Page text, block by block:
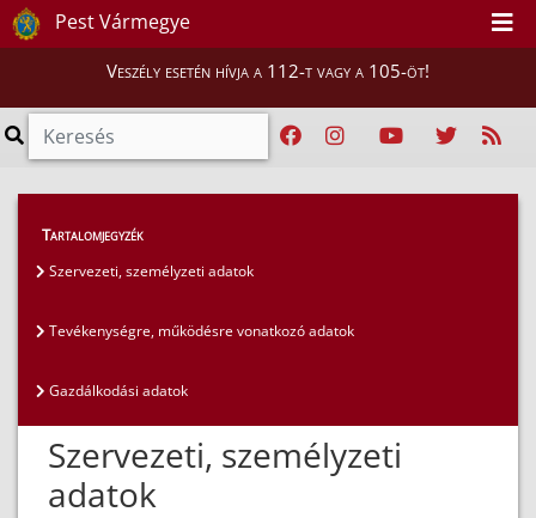
Pest Vármegye
Veszély esetén hívja a 112-t vagy a 105-öt!
Közérdekű adatok
Szervezeti, személyzeti adatok
Tartalomjegyzék
Szervezeti, személyzeti adatok
Tevékenységre, működésre vonatkozó adatok
Gazdálkodási adatok
Szervezeti, személyzeti
adatok